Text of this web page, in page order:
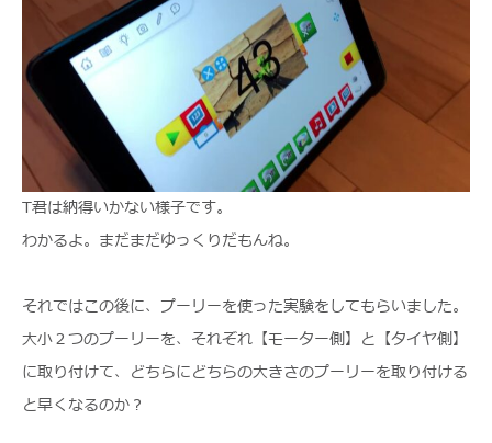
T君は納得いかない様子です。
わかるよ。まだまだゆっくりだもんね。
それではこの後に、プーリーを使った実験をしてもらいました。
大小２つのプーリーを、それぞれ【モーター側】と【タイヤ側】
に取り付けて、どちらにどちらの大きさのプーリーを取り付ける
と早くなるのか？